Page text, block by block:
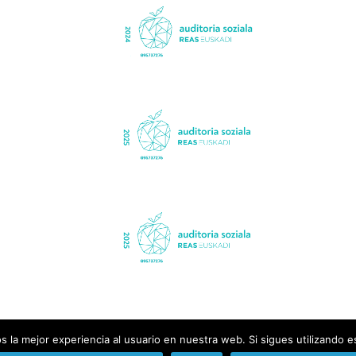
la mejor experiencia al usuario en nuestra web. Si sigues utilizando